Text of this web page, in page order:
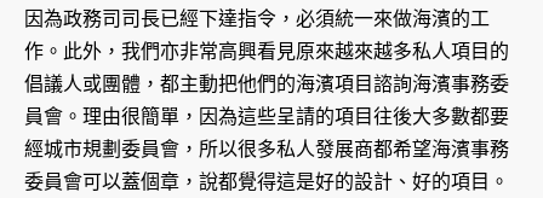
因為政務司司長已經下達指令，必須統一來做海濱的工
作。此外，我們亦非常高興看見原來越來越多私人項目的
倡議人或團體，都主動把他們的海濱項目諮詢海濱事務委
員會。理由很簡單，因為這些呈請的項目往後大多數都要
經城市規劃委員會，所以很多私人發展商都希望海濱事務
委員會可以蓋個章，說都覺得這是好的設計、好的項目。